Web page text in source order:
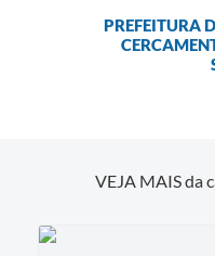
PREFEITURA
VEJA MAIS da